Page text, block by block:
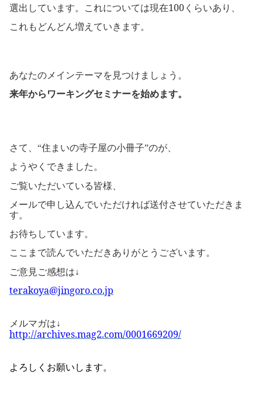
選出しています。これについては現在100くらいあり、
これもどんどん増えていきます。
あなたのメインテーマを見つけましょう。
来年からワーキングセミナーを始めます。
さて、 “住まいの寺子屋の小冊子”のが、
ようやくできました。
ご覧いただいている皆様、
メールで申し込んでいただければ送付させていただきま
す。
お待ちしています。
ここまで読んでいただきありがとうございます。
ご意見ご感想は↓
terakoya@jingoro.co.jp
メルマガは↓
http://archives.mag2.com/0001669209/
よろしくお願いします。